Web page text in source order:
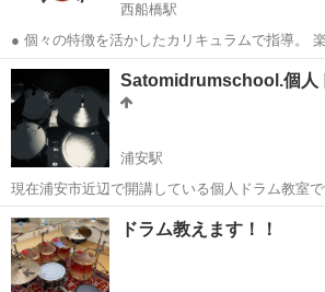
西船橋駅
● 個々の特徴を活かしたカリキュラムで指導。
きるように。 ●数少ない女性の講師も在籍しているので、女性ならで
はのお悩みを共有できます。 ●「自分の良いところ、発見してます
か？」 今までプロ、アマ問わ...
千葉 船橋市 ミド
Satomidrumschool.個人
浦安駅
現在浦安市近辺で開講している個人ドラム教室で
江戸川区エリアのリハーサルスタジオを中心に
ます。 その他エリアご希望の方は、ご相談ください♪ 初心者の
さなお子様、学生さん...
千葉 浦安市 浦安駅 ドラム
ドラム教えます！！